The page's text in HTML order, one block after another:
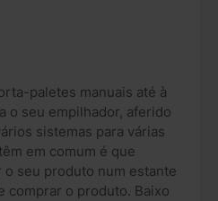
paletes manuais até à
o seu empilhador, aferido
sistemas para várias
em comum é que
o seu produto num estante
comprar o produto. Baixo